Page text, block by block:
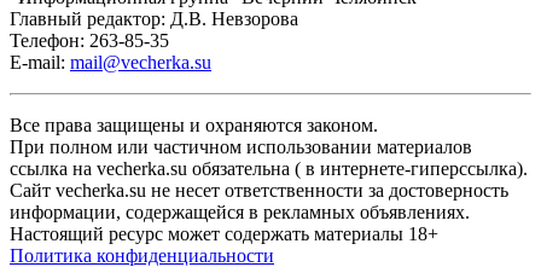
Главный редактор: Д.В. Невзорова
Телефон: 263-85-35
E-mail: mail@vecherka.su
Все права защищены и охраняются законом.
При полном или частичном использовании материалов
ссылка на vecherka.su обязательна ( в интернете-гиперссылка).
Сайт vecherka.su не несет ответственности за достоверность
информации, содержащейся в рекламных объявлениях.
Настоящий ресурс может содержать материалы 18+
Политика конфиденциальности